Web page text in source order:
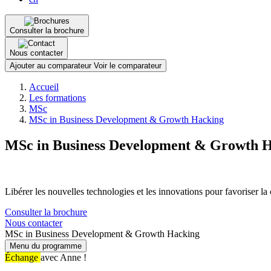
Consulter la brochure
Nous contacter
Ajouter au comparateur Voir le comparateur
d'Ariane
Accueil
Les formations
MSc
MSc in Business Development & Growth Hacking
MSc in Business Development & Growth
Libérer les nouvelles technologies et les innovations pour favoriser la
Consulter la brochure
Nous contacter
MSc in Business Development & Growth Hacking
Menu du programme
Échange avec Anne !